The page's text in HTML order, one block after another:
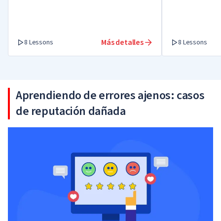
8 Lessons Más detalles 8 Lessons
Aprendiendo de errores ajenos: casos
de reputación dañada